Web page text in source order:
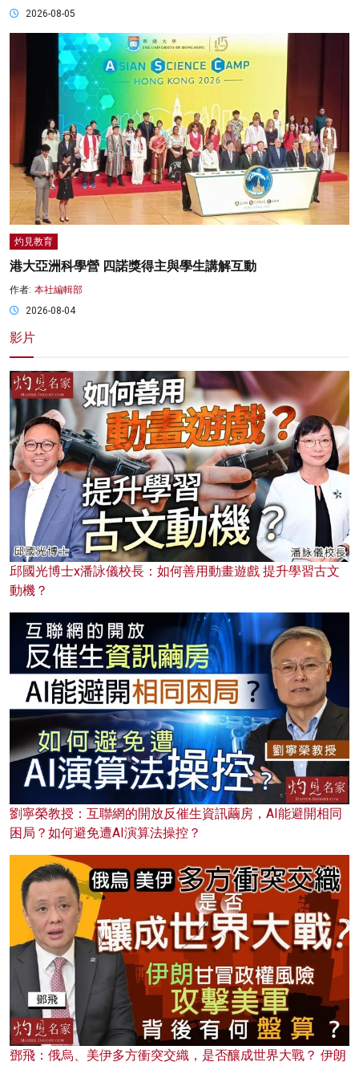
2026-08-05
灼見教育
港大亞洲科學營 四諾獎得主與學生講解互動
作者: 本社編輯部
2026-08-04
影片
邱國光博士x潘詠儀校長：如何善用動畫遊戲 提升學習古文
動機？
劉寧榮教授：互聯網的開放反催生資訊繭房，AI能避開相同
困局？如何避免遭AI演算法操控？
鄧飛：俄烏、美伊多方衝突交織，是否釀成世界大戰？ 伊朗